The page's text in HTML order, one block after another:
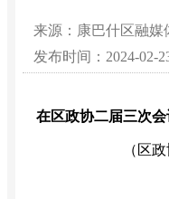
来源：康巴什区融媒
发布时间：2024-02-
在区政协二届三次
（区